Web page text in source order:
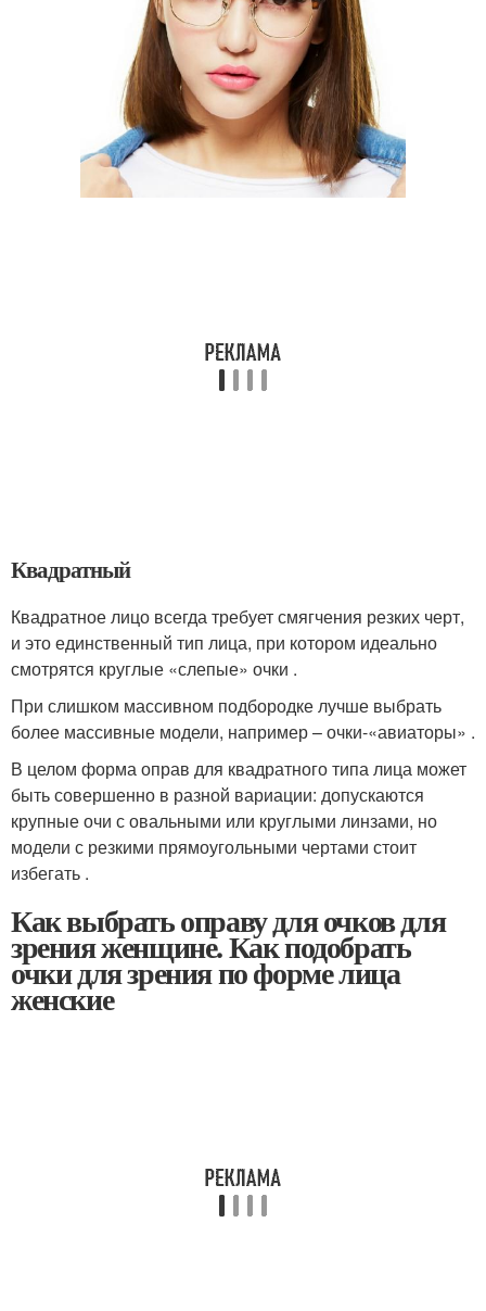
Квадратный
Квадратное лицо всегда требует смягчения резких черт,
и это единственный тип лица, при котором идеально
смотрятся круглые «слепые» очки .
При слишком массивном подбородке лучше выбрать
более массивные модели, например – очки-«авиаторы» .
В целом форма оправ для квадратного типа лица может
быть совершенно в разной вариации: допускаются
крупные очи с овальными или круглыми линзами, но
модели с резкими прямоугольными чертами стоит
избегать .
Как выбрать оправу для очков для
зрения женщине. Как подобрать
очки для зрения по форме лица
женские